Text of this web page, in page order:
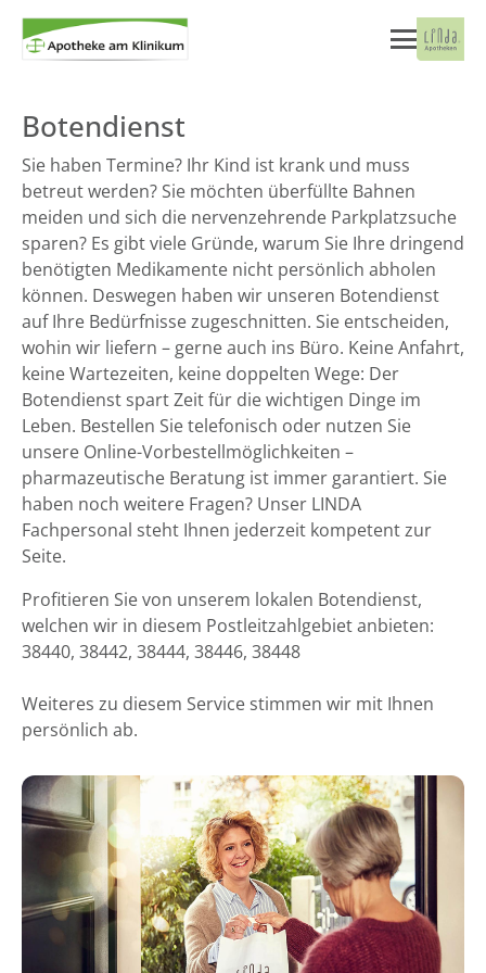
Botendienst
Sie haben Termine? Ihr Kind ist krank und muss
betreut werden? Sie möchten überfüllte Bahnen
meiden und sich die nervenzehrende Parkplatzsuche
sparen? Es gibt viele Gründe, warum Sie Ihre dringend
benötigten Medikamente nicht persönlich abholen
können. Deswegen haben wir unseren Botendienst
auf Ihre Bedürfnisse zugeschnitten. Sie entscheiden,
wohin wir liefern – gerne auch ins Büro. Keine Anfahrt,
keine Wartezeiten, keine doppelten Wege: Der
Botendienst spart Zeit für die wichtigen Dinge im
Leben. Bestellen Sie telefonisch oder nutzen Sie
unsere Online-Vorbestellmöglichkeiten –
pharmazeutische Beratung ist immer garantiert. Sie
haben noch weitere Fragen? Unser LINDA
Fachpersonal steht Ihnen jederzeit kompetent zur
Seite.
Profitieren Sie von unserem lokalen Botendienst,
welchen wir in diesem Postleitzahlgebiet anbieten:
38440, 38442, 38444, 38446, 38448
Weiteres zu diesem Service stimmen wir mit Ihnen
persönlich ab.